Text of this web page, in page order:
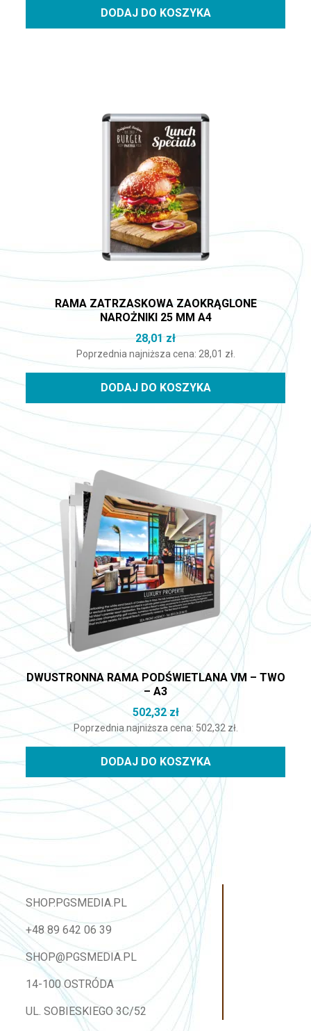
DODAJ DO KOSZYKA
RAMA ZATRZASKOWA ZAOKRĄGLONE
NAROŻNIKI 25 MM A4
28,01zł
Poprzednia najniższa cena: 28,01 zł.
DODAJ DO KOSZYKA
DWUSTRONNA RAMA PODŚWIETLANA VM – TWO
– A3
502,32 zł
Poprzednia najniższa cena: 502,32 zł.
DODAJ DO KOSZYKA
SHOP.PGSMEDIA.PL
+48 89 642 06 39
SHOP@PGSMEDIA.PL
14-100 OSTRÓDA
UL. SOBIESKIEGO 3C/52